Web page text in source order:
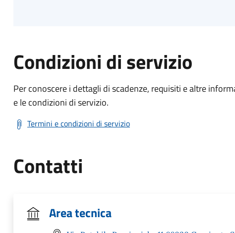
Condizioni di servizio
Per conoscere i dettagli di scadenze, requisiti e altre
e le condizioni di servizio.
Termini e condizioni di servizio
Contatti
Area tecnica